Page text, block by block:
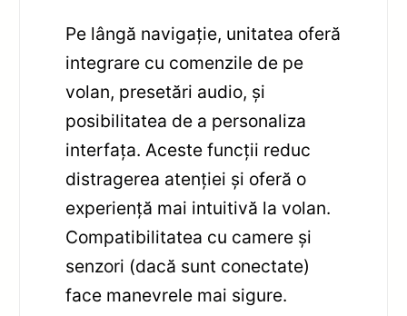
Pe lângă navigație, unitatea oferă
integrare cu comenzile de pe
volan, presetări audio, și
posibilitatea de a personaliza
interfața. Aceste funcții reduc
distragerea atenției și oferă o
experiență mai intuitivă la volan.
Compatibilitatea cu camere și
senzori (dacă sunt conectate)
face manevrele mai sigure.